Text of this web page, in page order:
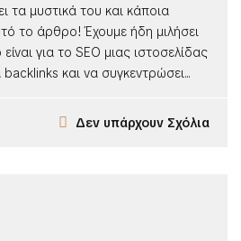
τα μυστικά του και κάποια
το άρθρο! Έχουμε ήδη μιλήσει
για το SEO μιας ιστοσελίδας
και να συγκεντρώσει...
Δεν υπάρχουν Σχόλια